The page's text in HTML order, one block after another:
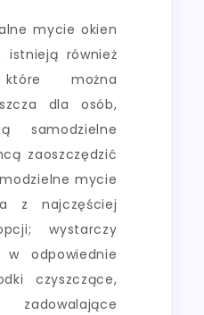
mycie okien
również
można
dla osób,
samodzielne
zaoszczędzić
mycie
z najczęściej
wystarczy
odpowiednie
czyszczące,